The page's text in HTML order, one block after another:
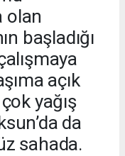
olan
başladığı
açık
yağış
da
sahada.